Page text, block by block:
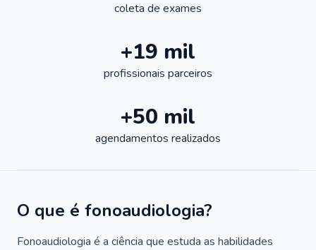
coleta de exames
+19 mil
profissionais parceiros
+50 mil
agendamentos realizados
O que é fonoaudiologia?
Fonoaudiologia é a ciência que estuda as habilidades